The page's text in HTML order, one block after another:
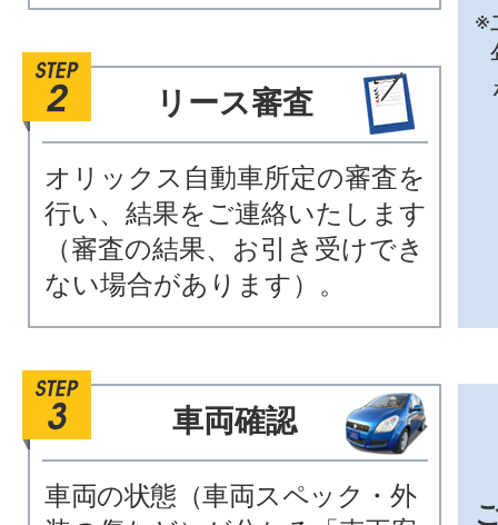
リース審査
オリックス自動車所定の審査を
行い、結果をご連絡いたします
（審査の結果、お引き受けでき
ない場合があります）。
車両確認
車両の状態（車両スペック・外
※